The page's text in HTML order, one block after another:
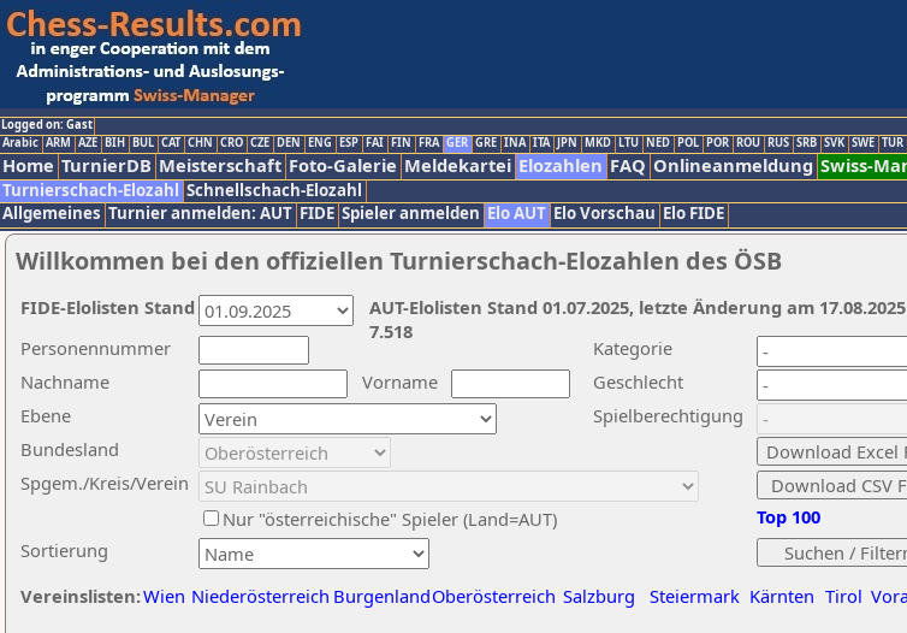
Logged on: Gast
Arabic ARM AZE BIH BUL CAT CHN CRO CZE DEN ENG ESP FAI FIN FRA GER GRE INA ITA JPN MKD LTU NED POL POR ROU RUS SRB SVK SWE TUR
Home TurnierDB Meisterschaft Foto-Galerie Meldekartei Elozahlen FAQ Onlineanmeldung Swiss-
Turnierschach-Elozahl Schnellschach-Elozahl
Allgemeines Turnier anmelden: AUT FIDE Spieler anmelden Elo AUT Elo Vorschau Elo FIDE
Willkommen bei den offiziellen Turnierschach-Elozahlen des ÖSB
Nachname
Vorname
Ebene
Kategorie
Sortierung
Personennummer
Bundesland
Spgem./Kreis/Verein
Geschlecht
Nur "österreichische" Spieler (Land=AUT)
Spielberechtigung
Vereinslisten:Wien Niederösterreich BurgenlandOberösterreich Salzburg Steiermark Kärnten Tirol
Top 100
AUT-Elolisten Stand 01.07.2025, letzte Änderung am
7.518
FIDE-Elolisten Stand